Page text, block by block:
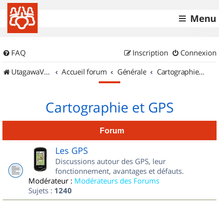
Menu
FAQ Connexion
Inscription
UtagawaVTT (Randos VTT et VTTAE avec traces GPS)
Accueil forum Générale Cartographie et GPS
Cartographie et GPS
Forum
Les GPS
Discussions autour des GPS, leur
fonctionnement, avantages et défauts.
Modérateur : Modérateurs des Forums
Sujets : 1240